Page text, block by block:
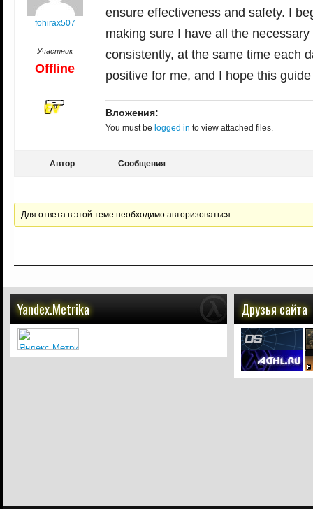
fohirax507
Участник
Offline
ensure effectiveness and safety. I
making sure I have all the
consistently, at the same time each
positive for me, and I hope this
Вложения:
You must be logged in to view attached files.
Автор Сообщения
Для ответа в этой теме необходимо авторизоваться.
Yandex.Metrika Друзья сайта